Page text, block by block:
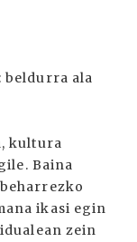
beldurra ala
kultura
Baina
ikasi egin
zein